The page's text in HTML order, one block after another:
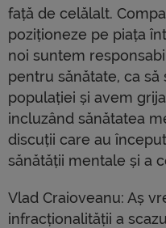
față de celălalt.
poziționeze pe piața
noi suntem
pentru sănătate, ca să
populației și avem
incluzând sănătatea
discuții care au
sănătății mentale și a
Vlad Craioveanu: Aș
infracționalității a